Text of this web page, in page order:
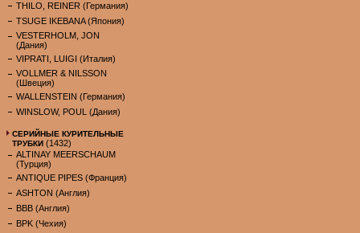
THILO, REINER (Германия)
TSUGE IKEBANA (Япония)
VESTERHOLM, JON
(Дания)
VIPRATI, LUIGI (Италия)
VOLLMER & NILSSON
(Швеция)
WALLENSTEIN (Германия)
WINSLOW, POUL (Дания)
СЕРИЙНЫЕ КУРИТЕЛЬНЫЕ
ТРУБКИ (1432)
ALTINAY MEERSCHAUM
(Турция)
ANTIQUE PIPES (Франция)
ASHTON (Англия)
BBB (Англия)
BPK (Чехия)